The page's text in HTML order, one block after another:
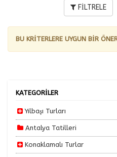
FİLTRELE
BU KRİTERLERE UYGUN BİR
KATEGORİLER
Yılbaşı Turları
Antalya Tatilleri
Konaklamalı Turlar